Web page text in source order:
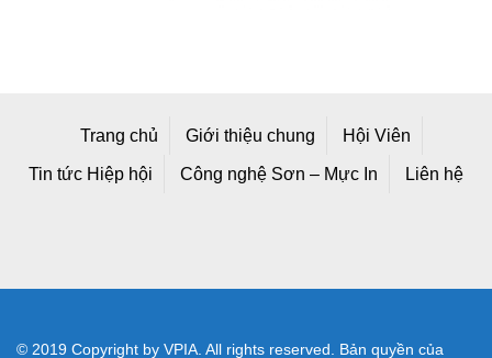
Trang chủ Giới thiệu chung Hội Viên
Tin tức Hiệp hội Công nghệ Sơn – Mực In Liên hệ
© 2019 Copyright by VPIA. All rights reserved. Bản quyền của